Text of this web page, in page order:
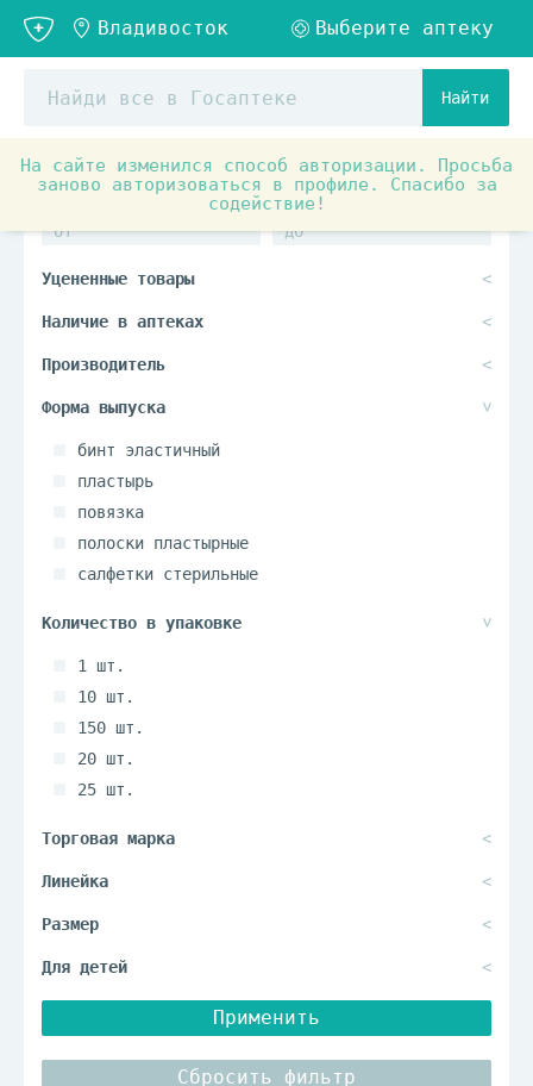
Найти
На сайте изменился способ авторизации. Просьба
заново авторизоваться в профиле. Спасибо за
содействие!
бинт эластичный
пластырь
повязка
полоски пластырные
салфетки стерильные
1 шт.
10 шт.
150 шт.
20 шт.
25 шт.
50 шт.
Применить
Сбросить фильтр